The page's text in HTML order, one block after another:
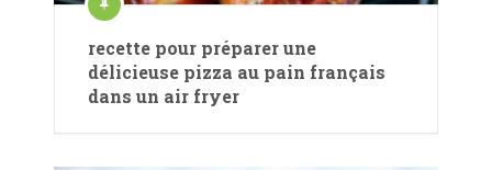
recette pour préparer une
délicieuse pizza au pain français
dans un air fryer